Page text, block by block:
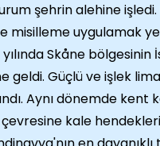
şehrin alehine
misilleme uygulamak
yılında Skåne
geldi. Güçlü ve işlek
Aynı dönemde kent
kale